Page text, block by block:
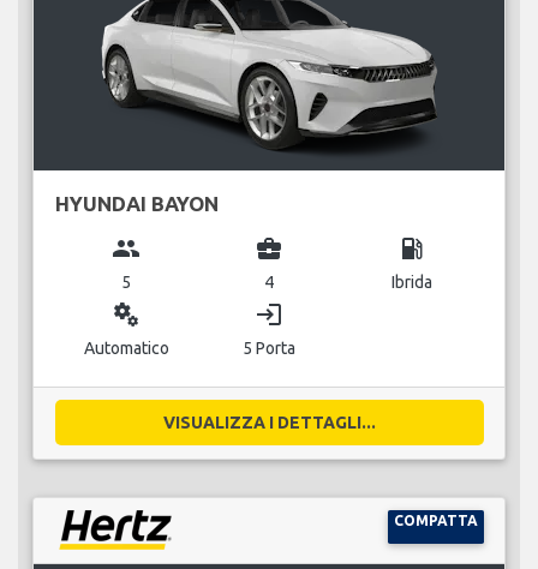
HYUNDAI BAYON
group
5
business_center
4
local_gas_station
Ibrida
miscellaneous_services
Automatico
login
5 Porta
VISUALIZZA I DETTAGLI...
COMPATTA